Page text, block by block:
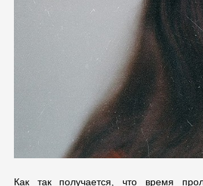
Как так получается, что время